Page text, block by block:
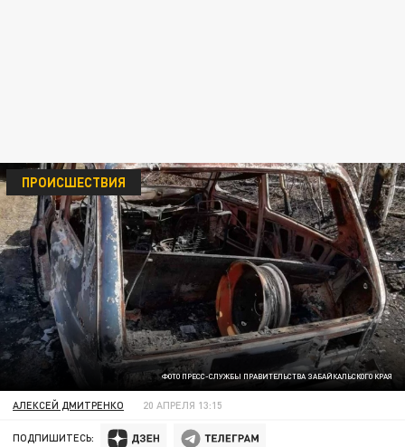
ФОТО ПРЕСС-СЛУЖБЫ ПРАВИТЕЛЬСТВА ЗАБАЙКАЛЬСКОГО КРАЯ
ПРОИСШЕСТВИЯ
АЛЕКСЕЙ ДМИТРЕНКО 20 АПРЕЛЯ 13:15
ПОДПИШИТЕСЬ: